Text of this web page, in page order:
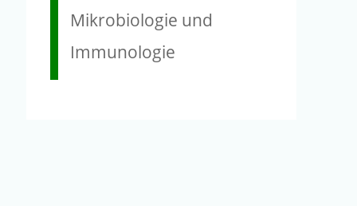
Mikrobiologie und
Immunologie